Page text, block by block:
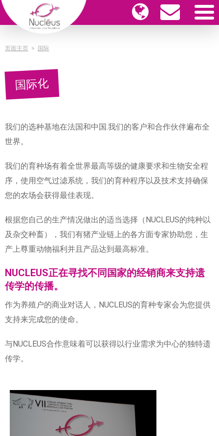
页面主页 > 国际
国际化
我们的选种基地在法国和中国.我们的客户和合作伙伴遍布全
世界。
我们的育种场有着全世界最高等级的健康要求和生物安全程
序，使用空气过滤系统，我们的育种程序以及技术支持确保
您的农场会获得最佳表现。
根据您自己的生产情况做出的适当选择（NUCLEUS的纯种以
及杂交种畜），我们有猪产业链上的各方面专家协助您，生
产上尊重动物福利并且产品达到最高标准。
NUCLEUS正在寻找不同国家的经销商来支持遗
传学的传播。
作为养殖户的商业对话人，NUCLEUS的育种专家会为您提供
支持来完成您的使命。
与NUCLEUS合作意味着可以获得以行业需求为中心的独特遗
传学。